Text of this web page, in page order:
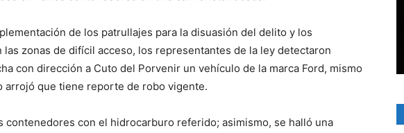
de los patrullajes para la disuasión del delito y los
zonas de difícil acceso, los representantes de la ley detectaron
con dirección a Cuto del Porvenir un vehículo de la marca Ford, mismo
arrojó que tiene reporte de robo vigente.
contenedores con el hidrocarburo referido; asimismo, se halló una